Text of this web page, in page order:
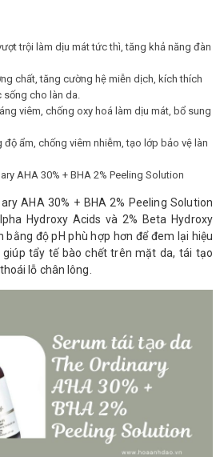
trội làm dịu mát tức thì, tăng khả năng đàn
chất, tăng cường hệ miễn dịch, kích thích
sống cho làn da.
viêm, chống oxy hoá làm dịu mát, bổ sung
ẩm, chống viêm nhiễm, tạo lớp bảo vệ làn
AHA 30% + BHA 2% Peeling Solution
AHA 30% + BHA 2% Peeling Solution
Hydroxy Acids và 2% Beta Hydroxy
bằng độ pH phù hợp hơn để đem lại hiệu
tẩy tế bào chết trên mặt da, tái tạo
lỗ chân lông.